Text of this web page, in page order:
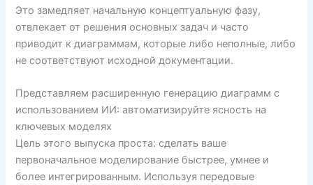
Это замедляет начальную концептуальную фазу,
отвлекает от решения основных задач и часто
приводит к диаграммам, которые либо неполные, либо
не соответствуют исходной документации.
Представляем расширенную генерацию диаграмм с
использованием ИИ: автоматизируйте ясность на
ключевых моделях
Цель этого выпуска проста: сделать ваше
первоначальное моделирование быстрее, умнее и
более интегрированным. Используя передовые